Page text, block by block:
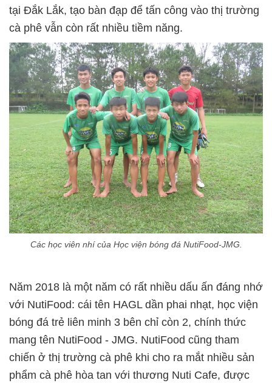
tại Đắk Lắk, tạo bàn đạp để tấn công vào thị trường
cà phê vẫn còn rất nhiều tiềm năng.
Các học viên nhí của Học viện bóng đá NutiFood-JMG.
Năm 2018 là một năm có rất nhiều dấu ấn đáng nhớ
với NutiFood: cái tên HAGL dần phai nhạt, học viện
bóng đá trẻ liên minh 3 bên chỉ còn 2, chính thức
mang tên NutiFood - JMG. NutiFood cũng tham
chiến ở thị trường cà phê khi cho ra mắt nhiều sản
phẩm cà phê hòa tan với thương Nuti Cafe, được